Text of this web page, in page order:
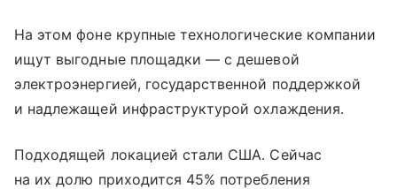
На этом фоне крупные технологические компании
ищут выгодные площадки — с дешевой
электроэнергией, государственной поддержкой
и надлежащей инфраструктурой охлаждения.
Подходящей локацией стали США. Сейчас
на их долю приходится 45% потребления